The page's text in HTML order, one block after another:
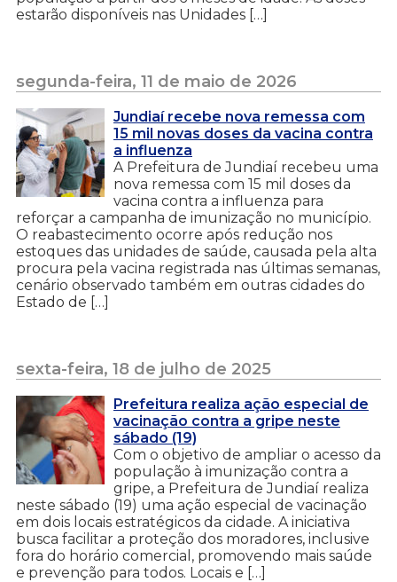
estarão disponíveis nas Unidades […]
segunda-feira, 11 de maio de 2026
Jundiaí recebe nova remessa com
15 mil novas doses da vacina contra
a influenza
A Prefeitura de Jundiaí recebeu uma
nova remessa com 15 mil doses da
vacina contra a influenza para
reforçar a campanha de imunização no município.
O reabastecimento ocorre após redução nos
estoques das unidades de saúde, causada pela alta
procura pela vacina registrada nas últimas semanas,
cenário observado também em outras cidades do
Estado de […]
sexta-feira, 18 de julho de 2025
Prefeitura realiza ação especial de
vacinação contra a gripe neste
sábado (19)
Com o objetivo de ampliar o acesso da
população à imunização contra a
gripe, a Prefeitura de Jundiaí realiza
neste sábado (19) uma ação especial de vacinação
em dois locais estratégicos da cidade. A iniciativa
busca facilitar a proteção dos moradores, inclusive
fora do horário comercial, promovendo mais saúde
e prevenção para todos. Locais e […]